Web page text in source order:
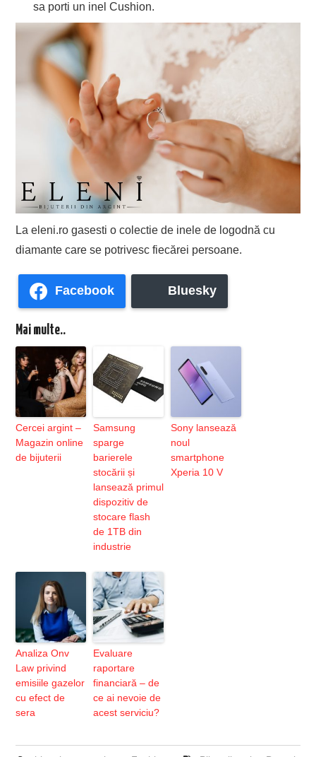
sa porti un inel Cushion.
La eleni.ro gasesti o colectie de inele de logodnă cu
diamante care se potrivesc fiecărei persoane.
Facebook Bluesky
Mai multe..
Cercei argint –
Magazin online
de bijuterii
Samsung
sparge
barierele
stocării și
lansează primul
dispozitiv de
stocare flash
de 1TB din
industrie
Sony lansează
noul
smartphone
Xperia 10 V
Analiza Onv
Law privind
emisiile gazelor
cu efect de
sera
Evaluare
raportare
financiară – de
ce ai nevoie de
acest serviciu?